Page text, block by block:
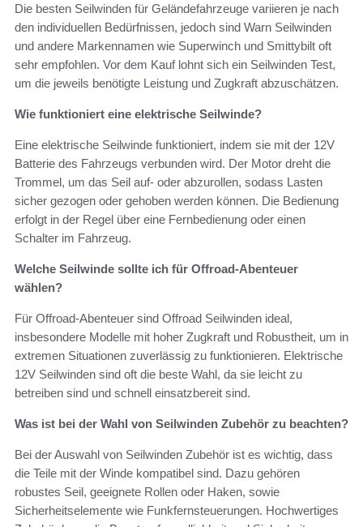
Die besten Seilwinden für Geländefahrzeuge variieren je nach
den individuellen Bedürfnissen, jedoch sind Warn Seilwinden
und andere Markennamen wie Superwinch und Smittybilt oft
sehr empfohlen. Vor dem Kauf lohnt sich ein Seilwinden Test,
um die jeweils benötigte Leistung und Zugkraft abzuschätzen.
Wie funktioniert eine elektrische Seilwinde?
Eine elektrische Seilwinde funktioniert, indem sie mit der 12V
Batterie des Fahrzeugs verbunden wird. Der Motor dreht die
Trommel, um das Seil auf- oder abzurollen, sodass Lasten
sicher gezogen oder gehoben werden können. Die Bedienung
erfolgt in der Regel über eine Fernbedienung oder einen
Schalter im Fahrzeug.
Welche Seilwinde sollte ich für Offroad-Abenteuer
wählen?
Für Offroad-Abenteuer sind Offroad Seilwinden ideal,
insbesondere Modelle mit hoher Zugkraft und Robustheit, um in
extremen Situationen zuverlässig zu funktionieren. Elektrische
12V Seilwinden sind oft die beste Wahl, da sie leicht zu
betreiben sind und schnell einsatzbereit sind.
Was ist bei der Wahl von Seilwinden Zubehör zu beachten?
Bei der Auswahl von Seilwinden Zubehör ist es wichtig, dass
die Teile mit der Winde kompatibel sind. Dazu gehören
robustes Seil, geeignete Rollen oder Haken, sowie
Sicherheitselemente wie Funkfernsteuerungen. Hochwertiges